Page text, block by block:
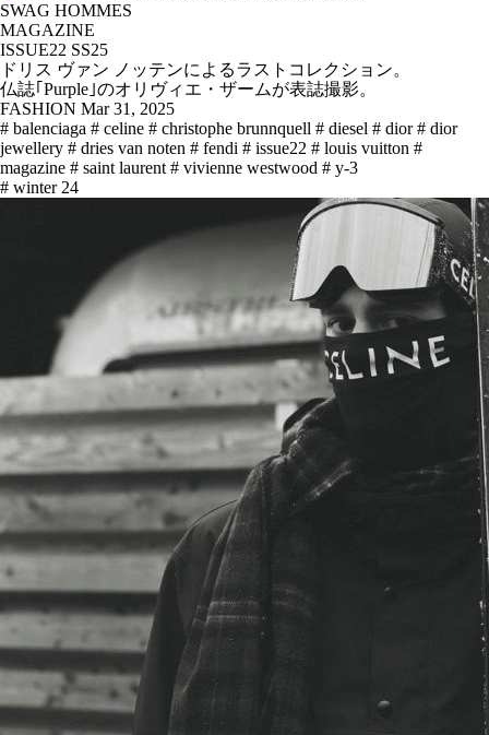
SWAG HOMMES
MAGAZINE
ISSUE22 SS25
ドリス ヴァン ノッテンによるラストコレクション。
仏誌｢Purple｣のオリヴィエ・ザームが表誌撮影。
FASHION Mar 31, 2025
# balenciaga # celine # christophe brunnquell # diesel # dior # dior
jewellery # dries van noten # fendi # issue22 # louis vuitton #
magazine # saint laurent # vivienne westwood # y-3
# winter 24